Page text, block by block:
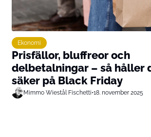
Ekonomi
Prisfällor, bluffreor och
delbetalningar – så håller
säker på Black Friday
Mimmo Wiestål Fischetti•18. november 2025